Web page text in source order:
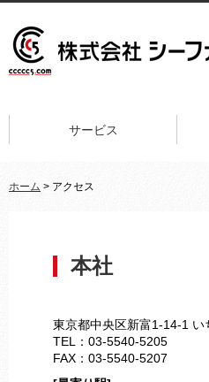
サービス
ホーム > アクセス
本社
東京都中央区新富1-14-1 い
TEL：03-5540-5205
FAX：03-5540-5207